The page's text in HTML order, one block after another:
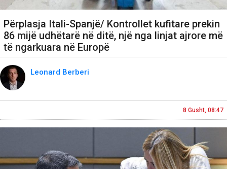
Përplasja Itali-Spanjë/ Kontrollet kufitare prekin
86 mijë udhëtarë në ditë, një nga linjat ajrore më
të ngarkuara në Europë
Leonard Berberi
8 Gusht, 08:47